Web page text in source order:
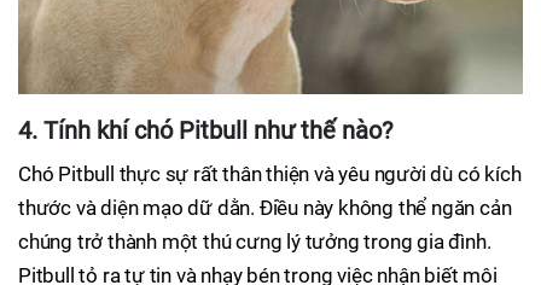
4. Tính khí chó Pitbull như thế nào?
Chó Pitbull thực sự rất thân thiện và yêu người dù có kích
thước và diện mạo dữ dằn. Điều này không thể ngăn cản
chúng trở thành một thú cưng lý tưởng trong gia đình.
Pitbull tỏ ra tự tin và nhạy bén trong việc nhận biết môi